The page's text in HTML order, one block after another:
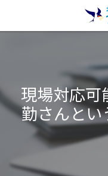
現場対応可
勤さんとい